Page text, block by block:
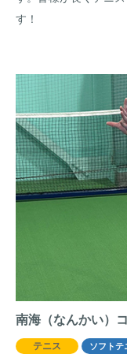
す！
南海（なんかい）
テニス ソフトテ